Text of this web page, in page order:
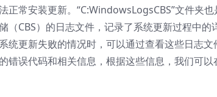
常安装更新。“C:WindowsLogsCBS”文件夹也
CBS）的日志文件，记录了系统更新过程中的
统更新失败的情况时，可以通过查看这些日志文
错误代码和相关信息，根据这些信息，我们可以